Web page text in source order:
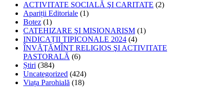
ACTIVITATE SOCIALĂ ŞI CARITATE (2)
Apariții Editoriale (1)
Botez (1)
CATEHIZARE ŞI MISIONARISM (1)
INDICAȚII TIPICONALE 2024 (4)
ÎNVĂŢĂMÎNT RELIGIOS ŞI ACTIVITATE
PASTORALĂ (6)
Știri (384)
Uncategorized (424)
Viața Parohială (18)